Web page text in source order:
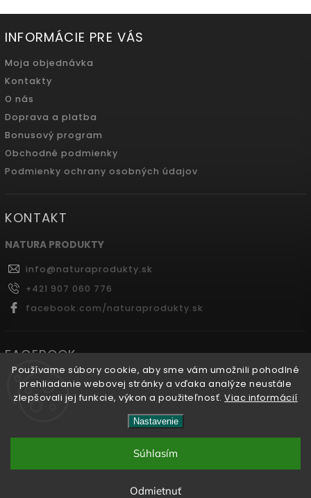
Používame súbory cookie, aby sme vám umožnili pohodlné
prehliadanie webovej stránky a vďaka analýze neustále
zlepšovali jej funkcie, výkon a použiteľnosť.Viac informácií
Nastavenie
Odmietnuť
Súhlasím
INFORMÁCIE PRE VÁS
Moja objednávka
Kontakty
O nás
Doprava a platba
Bonusový program
Obchodné podmienky
Podmienky ochrany osobných údajov
KONTAKT
NATURA PRODUKTY
info@naturaprodukty.sk
+421 907 060 776
facebook.com/naturaprodukty.sk
FACEBOOK
Naturaprodukty.sk
vyhradené.
Shoptet| Design